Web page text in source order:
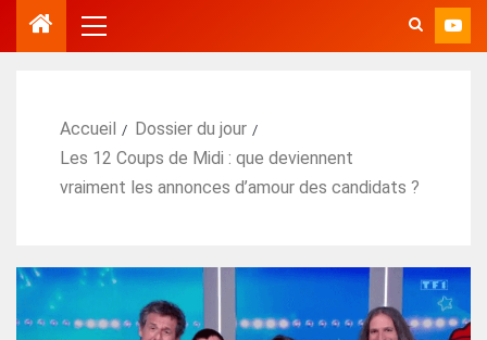
Accueil
Dossier du jour
Les 12 Coups de Midi : que deviennent
vraiment les annonces d’amour des candidats ?